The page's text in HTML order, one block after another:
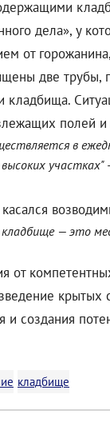
дела», у
от
две трубы,
кладбища.
полей
в
участках"
кладбище — это
от
создания
кладбище